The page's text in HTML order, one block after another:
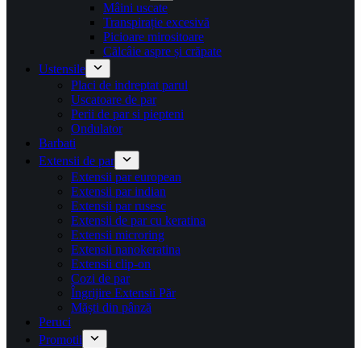
Mâini uscate
Transpirație excesivă
Picioare mirositoare
Călcâie aspre și crăpate
Ustensile
Placi de indreptat parul
Uscatoare de par
Perii de par si piepteni
Ondulator
Barbati
Extensii de par
Extensii par european
Extensii par indian
Extensii par rusesc
Extensii de par cu keratina
Extensii microring
Extensii nanokeratina
Extensii clip-on
Cozi de par
Îngrijire Extensii Păr
Măști din pânză
Peruci
Promotii